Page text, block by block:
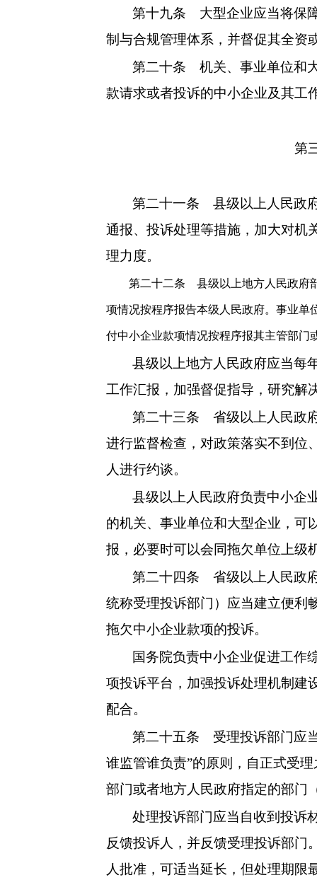
第十九条 大型企业应当将保
制与合规管理体系，并督促其全资
第二十条 机关、事业单位和
款请求或者投诉的中小企业及其工
第
第二十一条 县级以上人民政
通报、投诉处理等措施，加大对机
理力度。
第二十二条 县级以上地方人民政府
项情况按程序报告本级人民政府。事业单
付中小企业款项情况按程序报其主管部门
县级以上地方人民政府应当每
工作汇报，加强督促指导，研究解
第二十三条 省级以上人民政
进行监督检查，对政策落实不到位
人进行约谈。
县级以上人民政府负责中小企
的机关、事业单位和大型企业，可
报，必要时可以会同拖欠单位上级
第二十四条 省级以上人民政
统称受理投诉部门）应当建立便利
拖欠中小企业款项的投诉。
国务院负责中小企业促进工作
项投诉平台，加强投诉处理机制建
配合。
第二十五条 受理投诉部门应
谁监管谁负责”的原则，自正式受
部门或者地方人民政府指定的部门
处理投诉部门应当自收到投诉
反馈投诉人，并反馈受理投诉部门
人批准，可适当延长，但处理期限